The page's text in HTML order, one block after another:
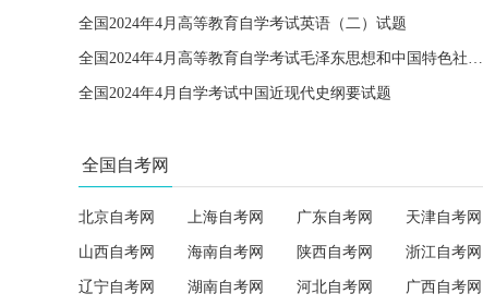
全国2024年4月高等教育自学考试英语（二）试题
全国2024年4月高等教育自学考试毛泽东思想和中国特色社会主义理论体系概论试题
全国2024年4月自学考试中国近现代史纲要试题
全国自考网
北京自考网 上海自考网 广东自考网 天津自考网
山西自考网 海南自考网 陕西自考网 浙江自考网
辽宁自考网 湖南自考网 河北自考网 广西自考网